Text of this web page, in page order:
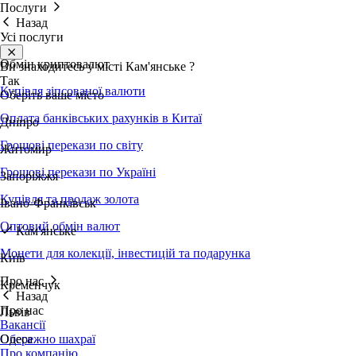
Послуги
Назад
Усі послуги
Обмін криптовалют
Купівля зіпсованої валюти
Оплата банківських рахунків в Китаї
Грошові перекази по світу
Грошові перекази по Україні
Купівля та продаж золота
Оптовий обмін валют
Монети для колекції, інвестицій та подарунка
Про нас
Назад
Про нас
Вакансії
Обережно шахраї
Про компанію
Ви знаходитесь у місті Кам'янське ?
Так
Оберіть ваше місто
Дніпро
Житомир
Запоріжжя
Івано-Франківськ
Кам'янське
Київ
Кременчук
Львів
Одеса